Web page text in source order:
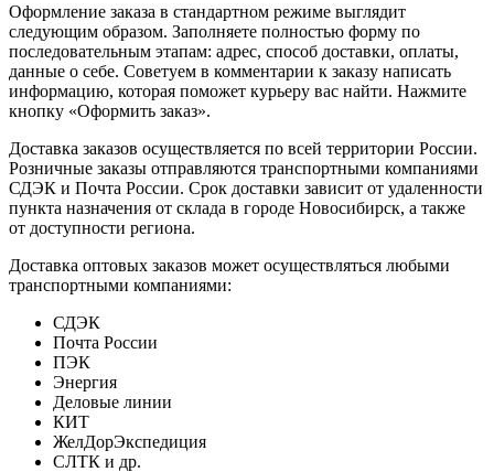
Оформление заказа в стандартном режиме выглядит
следующим образом. Заполняете полностью форму по
последовательным этапам: адрес, способ доставки, оплаты,
данные о себе. Советуем в комментарии к заказу написать
информацию, которая поможет курьеру вас найти. Нажмите
кнопку «Оформить заказ».
Доставка заказов осуществляется по всей территории России.
Розничные заказы отправляются транспортными компаниями
СДЭК и Почта России. Срок доставки зависит от удаленности
пункта назначения от склада в городе Новосибирск, а также
от доступности региона.
Доставка оптовых заказов может осуществляться любыми
транспортными компаниями:
СДЭК
Почта России
ПЭК
Энергия
Деловые линии
КИТ
ЖелДорЭкспедиция
СЛТК и др.